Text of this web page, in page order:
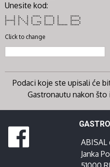
Unesite kod:
* * * * ***** ****** * ******
* * ** * * * * * * * *
* * * * * * * * * * *
******* * * * * * * * ******
* * * * * * *** * * * * *
* * * ** * * * * * * *
* * * * ***** ****** ******* ******
Click to change
Podaci koje ste upisali će
Gastronautu nakon
ABISAL
Janka